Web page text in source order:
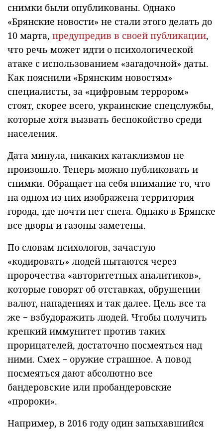
снимки были опубликованы. Однако
«Брянские новости» не стали этого делать до
10 марта, предупредив в своей публикации,
что речь может идти о психологической
атаке с использованием «загадочной» даты.
Как пояснили «Брянским новостям»
специалисты, за «цифровым террором»
стоят, скорее всего, украинские спецслужбы,
которые хотя вызвать беспокойство среди
населения.
Дата минула, никаких катаклизмов не
произошло. Теперь можно публиковать и
снимки. Обращает на себя внимание то, что
на одном из них изображена территория
города, где почти нет снега. Однако в Брянске
все дворы и газоны заметены.
По словам психологов, зачастую
«кодировать» людей пытаются через
пророчества «авторитетных аналитиков»,
которые говорят об отставках, обрушении
валют, нападениях и так далее. Цель все та
же − взбудоражить людей. Чтобы получить
крепкий иммунитет против таких
прорицателей, достаточно посмеяться над
ними. Смех − оружие страшное. А повод
посмеяться дают абсолютно все
бандеровские или пробандеровские
«пророки».
Например, в 2016 году один запыхавшийся